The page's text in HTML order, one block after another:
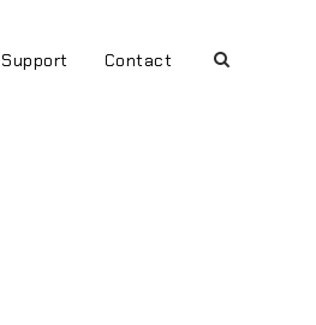
Support Contact